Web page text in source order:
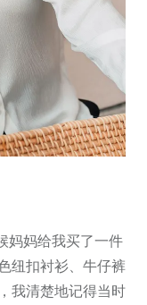
妈妈给我买了一件
纽扣衬衫、牛仔裤
我清楚地记得当时